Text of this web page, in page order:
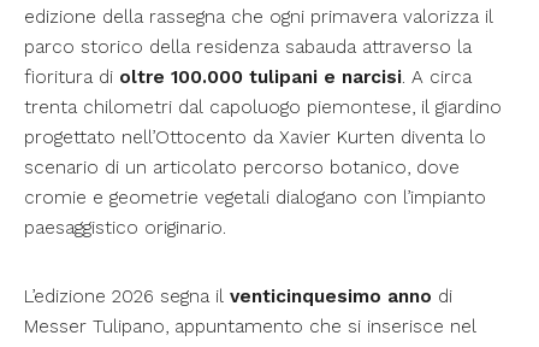
edizione della rassegna che ogni primavera valorizza il
parco storico della residenza sabauda attraverso la
fioritura di oltre 100.000 tulipani e narcisi. A circa
trenta chilometri dal capoluogo piemontese, il giardino
progettato nell’Ottocento da Xavier Kurten diventa lo
scenario di un articolato percorso botanico, dove
cromie e geometrie vegetali dialogano con l’impianto
paesaggistico originario.
L’edizione 2026 segna ilventicinquesimo anno di
Messer Tulipano, appuntamento che si inserisce nel